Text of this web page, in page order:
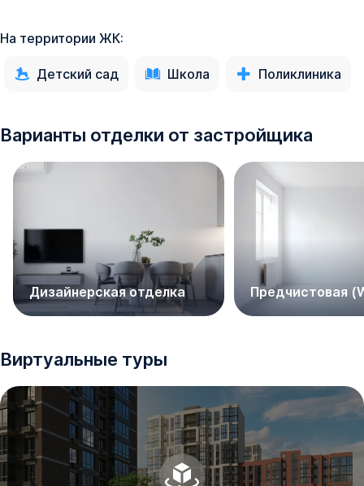
На территории ЖК:
Детский сад Школа Поликлиника
Варианты отделки от застройщика
Дизайнерская отделка Предчистовая
Виртуальные туры